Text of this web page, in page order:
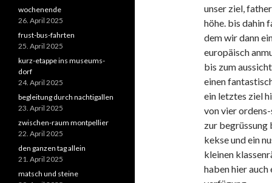
unser ziel,
höhe. bis dahin
dem wir dann
europäisch
bis zum
einen
ein letztes ziel
von vier
zur begrüssung
kekse und ein
kleinen
haben hier
wochenende
26. April 2025
frust-bus-fahrten
25. April 2025
kurz-etappe ins museums-
dorf
24. April 2025
begleitung durch nachtigallen
23. April 2025
zwischen-raum montpellier
22. April 2025
den ganzen tag allein
21. April 2025
matsch und steine